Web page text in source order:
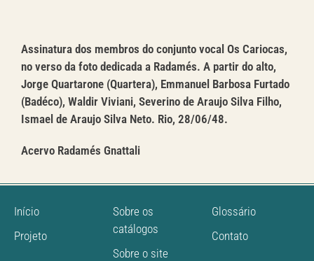
Assinatura dos membros do conjunto vocal Os Cariocas,
no verso da foto dedicada a Radamés. A partir do alto,
Jorge Quartarone (Quartera), Emmanuel Barbosa Furtado
(Badéco), Waldir Viviani, Severino de Araujo Silva Filho,
Ismael de Araujo Silva Neto. Rio, 28/06/48.
Acervo Radamés Gnattali
Início
Projeto
Sobre os
catálogos
Sobre o site
Glossário
Contato